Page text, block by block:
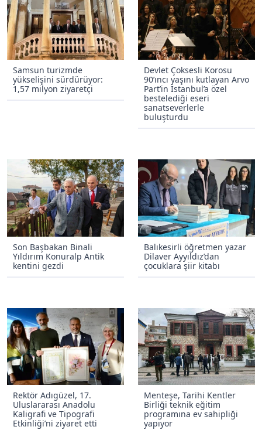
Samsun turizmde
yükselişini sürdürüyor:
1,57 milyon ziyaretçi
Devlet Çoksesli Korosu
90’ıncı yaşını kutlayan Arvo
Part’in İstanbul’a özel
bestelediği eseri
sanatseverlerle
buluşturdu
Son Başbakan Binali
Yıldırım Konuralp Antik
kentini gezdi
Balıkesirli öğretmen yazar
Dilaver Ayyıldız’dan
çocuklara şiir kitabı
Rektör Adıgüzel, 17.
Uluslararası Anadolu
Kaligrafi ve Tipografi
Etkinliği’ni ziyaret etti
Menteşe, Tarihi Kentler
Birliği teknik eğitim
programına ev sahipliği
yapıyor